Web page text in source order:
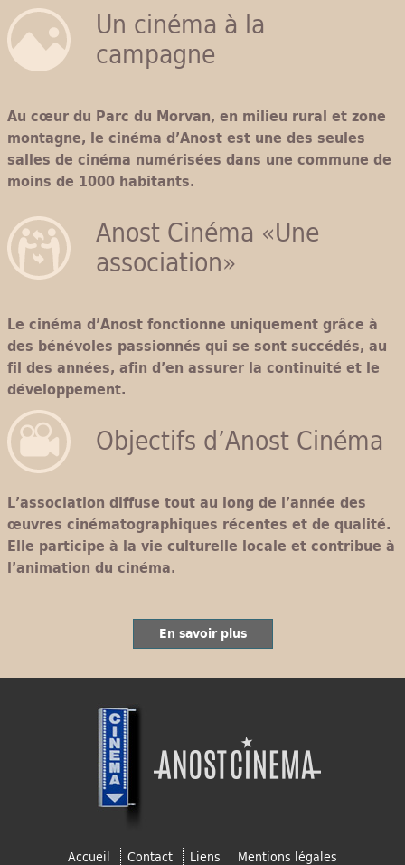
Un cinéma à la
campagne
Au cœur du Parc du Morvan, en milieu rural et zone
montagne, le cinéma d’Anost est une des seules
salles de cinéma numérisées dans une commune de
moins de 1000 habitants.
Anost Cinéma «Une
association»
Le cinéma d’Anost fonctionne uniquement grâce à
des bénévoles passionnés qui se sont succédés, au
fil des années, afin d’en assurer la continuité et le
développement.
Objectifs d’Anost Cinéma
L’association diffuse tout au long de l’année des
œuvres cinématographiques récentes et de qualité.
Elle participe à la vie culturelle locale et contribue à
l’animation du cinéma.
En savoir plus
Accueil Contact Liens Mentions légales